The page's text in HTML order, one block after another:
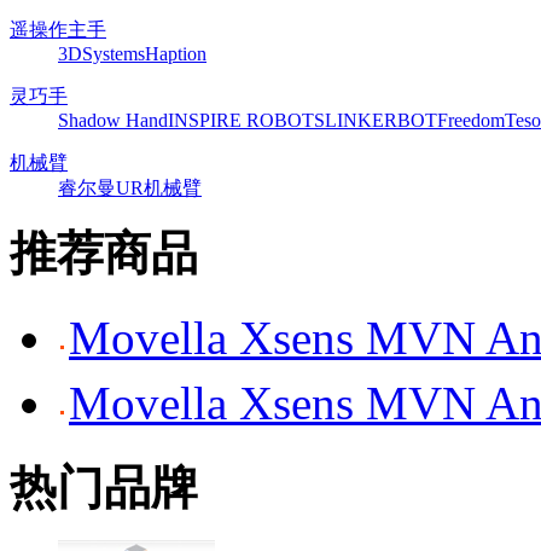
遥操作主手
3DSystemsHaption
灵巧手
Shadow HandINSPIRE ROBOTSLINKERBOTFreedom
机械臂
睿尔曼UR机械臂
推荐商品
Movella Xsens MVN
Movella Xsens MVN
热门品牌